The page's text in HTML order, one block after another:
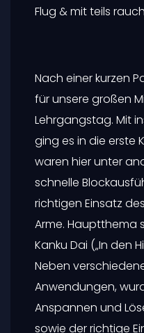
Flug & mit teils
Nach einer kurzen
für unsere großen
Lehrgangstag. Mit
ging es in die erste
waren hier unter
schnelle
richtigen Einsatz
Arme. Hauptthema
Kanku Dai („In den
Neben
Anwendungen,
Anspannen und
sowie der richtige